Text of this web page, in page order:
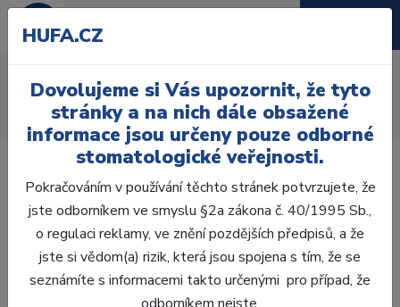
Úvod Zuby
AcryRock
AcryRock frontální H 6 ks S51, B3
HUFA.CZ
Dovolujeme si Vás upozornit, že tyto
stránky a na nich dále obsažené
informace jsou určeny pouze odborné
stomatologické veřejnosti.
Pokračováním v používání těchto stránek potvrzujete, že
jste odborníkem ve smyslu §2a zákona č. 40/1995 Sb.,
o regulaci reklamy, ve znění pozdějších předpisů, a že
jste si vědom(a) rizik, která jsou spojena s tím, že se
seznámíte s informacemi takto určenými pro případ, že